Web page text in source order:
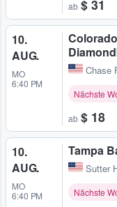
ab $ 31
10.
AUG.
MO
6:40 PM
Chase
Nächste
ab $ 18
10.
AUG.
MO
6:40 PM
Tampa
Sutter
Nächste